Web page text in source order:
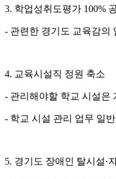
3. 학업성취도평가 100%
- 관련한 경기도 교육감의
4. 교육시설직 정원 축소
- 관리해야할 학교 시설은
- 학교 시설 관리 업무 일
5. 경기도 장애인 탈시설·